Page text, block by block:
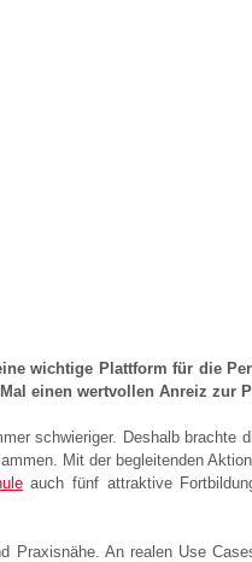
wichtige Plattform für die
Mal einen wertvollen Anreiz
schwieriger. Deshalb
Mit der begleitenden
auch fünf attraktive
Praxisnähe. An realen Use